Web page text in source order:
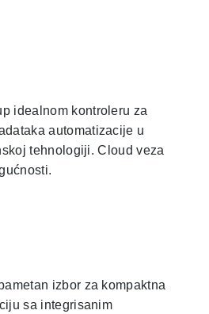
idealnom kontroleru za
automatizacije u
tehnologiji. Cloud veza
izbor za kompaktna
sa integrisanim